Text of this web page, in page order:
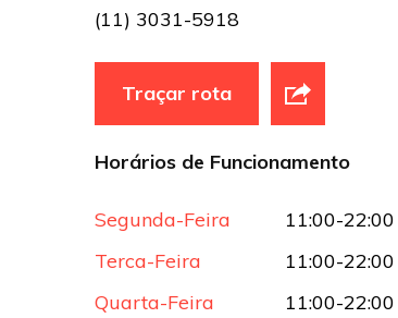
(11) 3031-5918
Traçar rota
Horários de Funcionamento
Segunda-Feira
11:00-22:00
Terca-Feira
11:00-22:00
Quarta-Feira
11:00-22:00